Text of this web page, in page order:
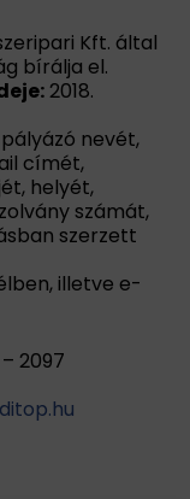
Kft. által
bírálja el.
2018.
nevét,
címét,
helyét,
számát,
szerzett
illetve e-
2097